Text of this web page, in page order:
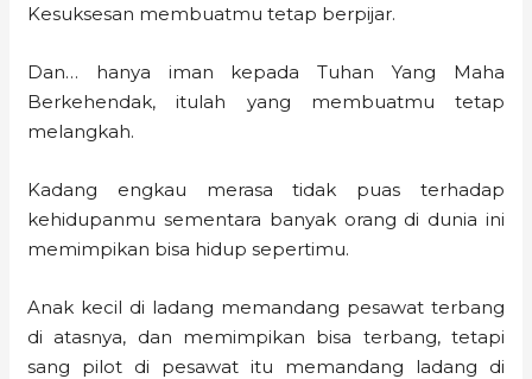
Kesuksesan membuatmu tetap berpijar.
Dan… hanya iman kepada Tuhan Yang Maha
Berkehendak, itulah yang membuatmu tetap
melangkah.
Kadang engkau merasa tidak puas terhadap
kehidupanmu sementara banyak orang di dunia ini
memimpikan bisa hidup sepertimu.
Anak kecil di ladang memandang pesawat terbang
di atasnya, dan memimpikan bisa terbang, tetapi
sang pilot di pesawat itu memandang ladang di